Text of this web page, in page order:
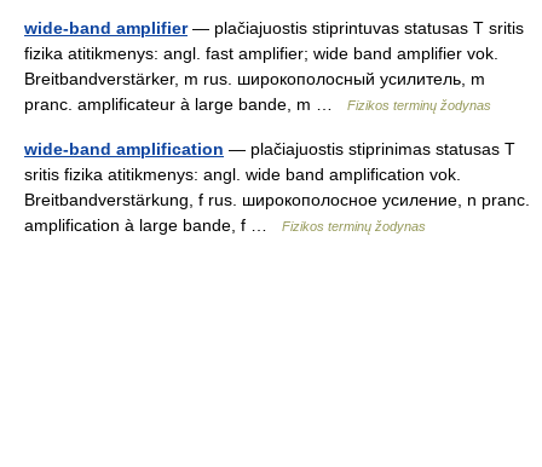
wide-band amplifier— plačiajuostis stiprintuvas statusas T sritis
fizika atitikmenys: angl. fast amplifier; wide band amplifier vok.
Breitbandverstärker, m rus. широкополосный усилитель, m
pranc. amplificateur à large bande, m …
Fizikos terminų žodynas
wide-band amplification — plačiajuostis stiprinimas statusas T
sritis fizika atitikmenys: angl. wide band amplification vok.
Breitbandverstärkung, f rus. широкополосное усиление, n pranc.
amplification à large bande, f …
Fizikos terminų žodynas